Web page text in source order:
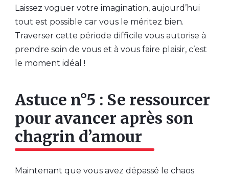
Laissez voguer votre imagination, aujourd’hui
tout est possible car vous le méritez bien.
Traverser cette période difficile vous autorise à
prendre soin de vous et à vous faire plaisir, c’est
le moment idéal !
Astuce n°5 : Se ressourcer
pour avancer après son
chagrin d’amour
Maintenant que vous avez dépassé le chaos